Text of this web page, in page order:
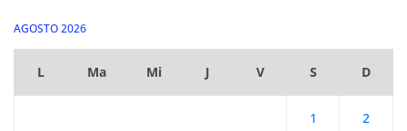
AGOSTO 2026
L Ma Mi J V S D
1 2